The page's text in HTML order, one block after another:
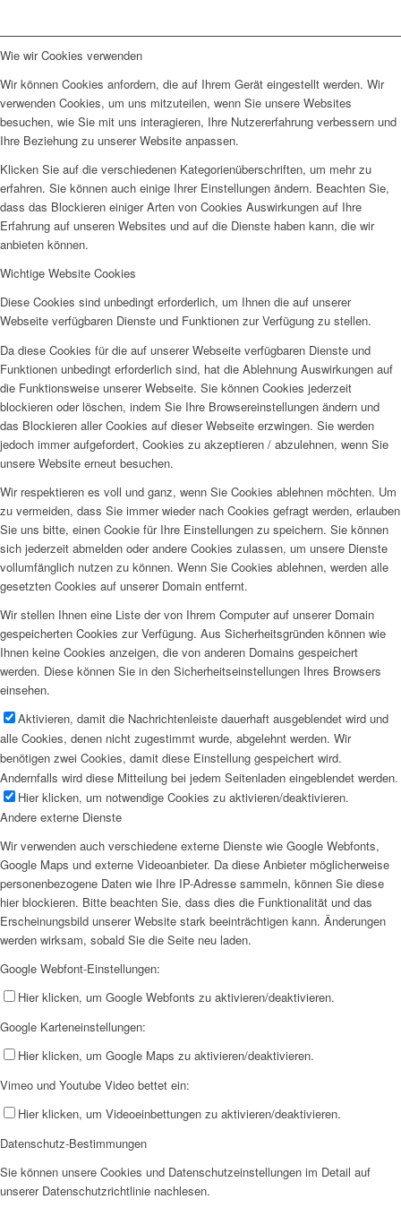
Wie wir Cookies verwenden
Wir können Cookies anfordern, die auf Ihrem Gerät eingestellt werden. Wir
verwenden Cookies, um uns mitzuteilen, wenn Sie unsere Websites
besuchen, wie Sie mit uns interagieren, Ihre Nutzererfahrung verbessern und
Ihre Beziehung zu unserer Website anpassen.
Klicken Sie auf die verschiedenen Kategorienüberschriften, um mehr zu
erfahren. Sie können auch einige Ihrer Einstellungen ändern. Beachten Sie,
dass das Blockieren einiger Arten von Cookies Auswirkungen auf Ihre
Erfahrung auf unseren Websites und auf die Dienste haben kann, die wir
anbieten können.
Wichtige Website Cookies
Diese Cookies sind unbedingt erforderlich, um Ihnen die auf unserer
Webseite verfügbaren Dienste und Funktionen zur Verfügung zu stellen.
Da diese Cookies für die auf unserer Webseite verfügbaren Dienste und
Funktionen unbedingt erforderlich sind, hat die Ablehnung Auswirkungen auf
die Funktionsweise unserer Webseite. Sie können Cookies jederzeit
blockieren oder löschen, indem Sie Ihre Browsereinstellungen ändern und
das Blockieren aller Cookies auf dieser Webseite erzwingen. Sie werden
jedoch immer aufgefordert, Cookies zu akzeptieren / abzulehnen, wenn Sie
unsere Website erneut besuchen.
Wir respektieren es voll und ganz, wenn Sie Cookies ablehnen möchten. Um
zu vermeiden, dass Sie immer wieder nach Cookies gefragt werden, erlauben
Sie uns bitte, einen Cookie für Ihre Einstellungen zu speichern. Sie können
sich jederzeit abmelden oder andere Cookies zulassen, um unsere Dienste
vollumfänglich nutzen zu können. Wenn Sie Cookies ablehnen, werden alle
gesetzten Cookies auf unserer Domain entfernt.
Wir stellen Ihnen eine Liste der von Ihrem Computer auf unserer Domain
gespeicherten Cookies zur Verfügung. Aus Sicherheitsgründen können wie
Ihnen keine Cookies anzeigen, die von anderen Domains gespeichert
werden. Diese können Sie in den Sicherheitseinstellungen Ihres Browsers
einsehen.
Aktivieren, damit die Nachrichtenleiste dauerhaft ausgeblendet wird und
alle Cookies, denen nicht zugestimmt wurde, abgelehnt werden. Wir
benötigen zwei Cookies, damit diese Einstellung gespeichert wird.
Andernfalls wird diese Mitteilung bei jedem Seitenladen eingeblendet werden.
Hier klicken, um notwendige Cookies zu aktivieren/deaktivieren.
Andere externe Dienste
Wir verwenden auch verschiedene externe Dienste wie Google Webfonts,
Google Maps und externe Videoanbieter. Da diese Anbieter möglicherweise
personenbezogene Daten wie Ihre IP-Adresse sammeln, können Sie diese
hier blockieren. Bitte beachten Sie, dass dies die Funktionalität und das
Erscheinungsbild unserer Website stark beeinträchtigen kann. Änderungen
werden wirksam, sobald Sie die Seite neu laden.
Google Webfont-Einstellungen:
Hier klicken, um Google Webfonts zu aktivieren/deaktivieren.
Google Karteneinstellungen:
Hier klicken, um Google Maps zu aktivieren/deaktivieren.
Vimeo und Youtube Video bettet ein:
Hier klicken, um Videoeinbettungen zu aktivieren/deaktivieren.
Datenschutz-Bestimmungen
Sie können unsere Cookies und Datenschutzeinstellungen im Detail auf
unserer Datenschutzrichtlinie nachlesen.